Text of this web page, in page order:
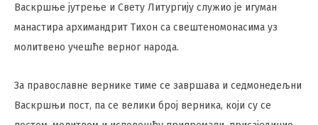
Васкршње јутрење и Свету Литургију служио је игуман
манастира архимандрит Тихон са свештеномонасима уз
молитвено учешће верног народа.
За православне вернике тиме се завршава и седмонедељни
Васкршњи пост, па се велики број верника, који су се